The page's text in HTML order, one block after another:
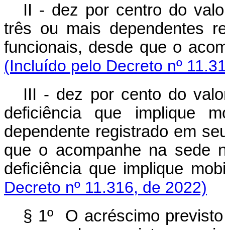
II - dez por centro do
três ou mais dependentes
funcionais, desde que o
(Incluído pelo Decreto nº
III - dez por cento do
deficiência que implique
dependente registrado em
que o acompanhe na sede
deficiência que implique
Decreto nº 11.316, de 2022)
§ 1º O acréscimo